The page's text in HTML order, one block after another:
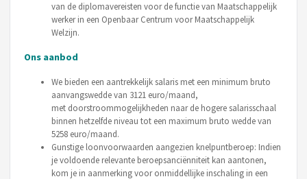
van de diplomavereisten voor de functie van Maatschappelijk
werker in een Openbaar Centrum voor Maatschappelijk
Welzijn.
Ons aanbod
We bieden een aantrekkelijk salaris met een minimum bruto
aanvangswedde van 3121 euro/maand,
met doorstroommogelijkheden naar de hogere salarisschaal
binnen hetzelfde niveau tot een maximum bruto wedde van
5258 euro/maand.
Gunstige loonvoorwaarden aangezien knelpuntberoep: Indien
je voldoende relevante beroepsanciënniteit kan aantonen,
kom je in aanmerking voor onmiddellijke inschaling in een